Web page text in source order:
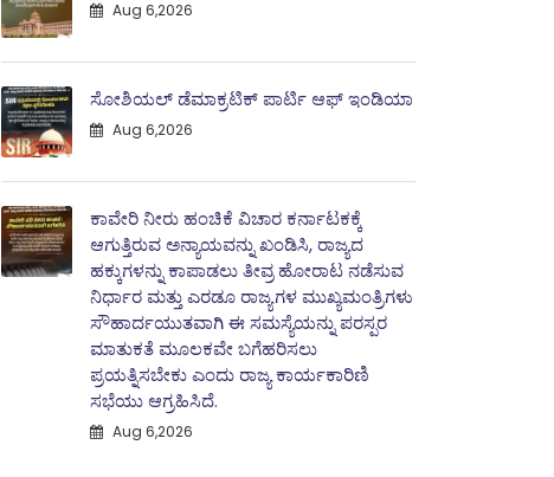
Aug 6,2026
ಸೋಶಿಯಲ್ ಡೆಮಾಕ್ರಟಿಕ್ ಪಾರ್ಟಿ ಆಫ್ ಇಂಡಿಯಾ
Aug 6,2026
ಕಾವೇರಿ ನೀರು ಹಂಚಿಕೆ ವಿಚಾರ ಕರ್ನಾಟಕಕ್ಕೆ
ಆಗುತ್ತಿರುವ ಅನ್ಯಾಯವನ್ನು ಖಂಡಿಸಿ, ರಾಜ್ಯದ
ಹಕ್ಕುಗಳನ್ನು ಕಾಪಾಡಲು ತೀವ್ರ ಹೋರಾಟ ನಡೆಸುವ
ನಿರ್ಧಾರ ಮತ್ತು ಎರಡೂ ರಾಜ್ಯಗಳ ಮುಖ್ಯಮಂತ್ರಿಗಳು
ಸೌಹಾರ್ದಯುತವಾಗಿ ಈ ಸಮಸ್ಯೆಯನ್ನು ಪರಸ್ಪರ
ಮಾತುಕತೆ ಮೂಲಕವೇ ಬಗೆಹರಿಸಲು
ಪ್ರಯತ್ನಿಸಬೇಕು ಎಂದು ರಾಜ್ಯ ಕಾರ್ಯಕಾರಿಣಿ
ಸಭೆಯು ಆಗ್ರಹಿಸಿದೆ.
Aug 6,2026